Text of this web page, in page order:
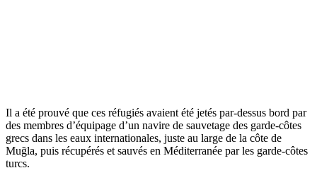
Il a été prouvé que ces réfugiés avaient été jetés par-dessus bord par
des membres d’équipage d’un navire de sauvetage des garde-côtes
grecs dans les eaux internationales, juste au large de la côte de
Muğla, puis récupérés et sauvés en Méditerranée par les garde-côtes
turcs.